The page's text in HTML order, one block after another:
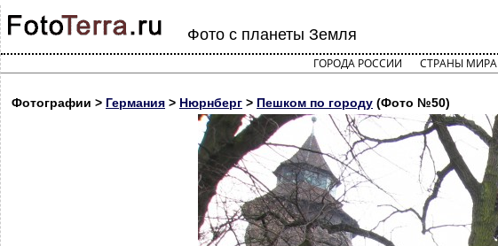
Фото с планеты Земля
ГОРОДА РОССИИ СТРАНЫ МИРА
Фотографии > Германия > Нюрнберг > Пешком по городу (Фото №50)